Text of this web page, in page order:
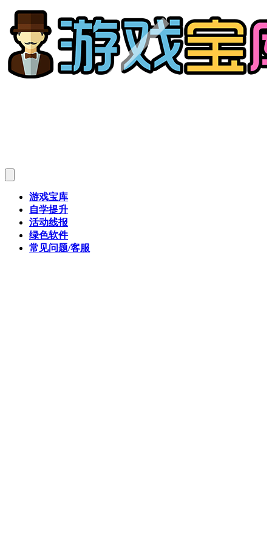
游戏宝库
自学提升
活动线报
绿色软件
常见问题/客服